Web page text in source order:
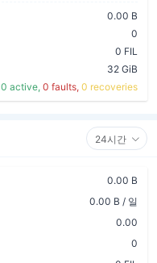
0.00 B
0
0 FIL
32 GiB
0 active, 0 faults, 0 recoveries
24시간
0.00 B
0.00 B / 일
0.00
0